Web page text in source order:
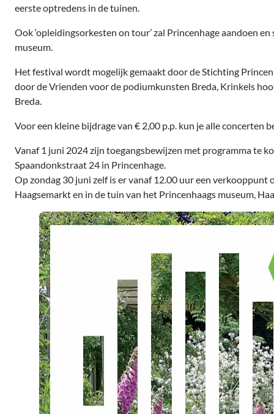
eerste optredens in de tuinen.
Ook ‘opleidingsorkesten on tour’ zal Princenhage aandoen
museum.
Het festival wordt mogelijk gemaakt door de Stichting
door de Vrienden voor de podiumkunsten Breda, Krinkels
Breda.
Voor een kleine bijdrage van € 2,00 p.p. kun je alle concerten
Vanaf 1 juni 2024 zijn toegangsbewijzen met programma te
Spaandonkstraat 24 in Princenhage.
Op zondag 30 juni zelf is er vanaf 12.00 uur een verkooppunt
Haagsemarkt en in de tuin van het Princenhaags museum,